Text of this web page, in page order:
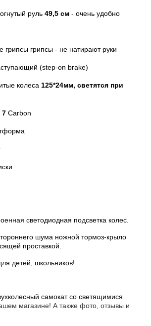
руль 49,5 см - очень удобно
грипсы грипсы - не натирают руки
(step-on brake)
колеса 125*24мм, светятся при
7 Carbon
светодиодная подсветка колес.
шума ножной тормоз-крыло
проставкой.
детей, школьников!
самокат со светящимися
магазине! А также фото, отзывы и